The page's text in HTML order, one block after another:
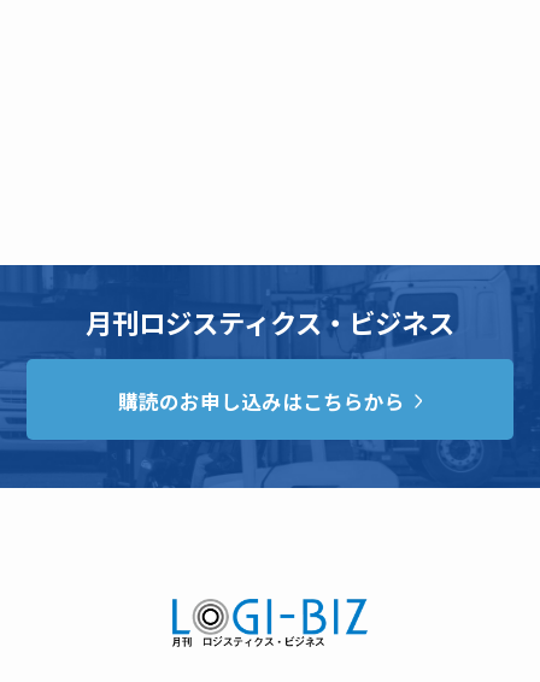
月刊ロジスティクス・ビジネス
購読のお申し込みはこちらから